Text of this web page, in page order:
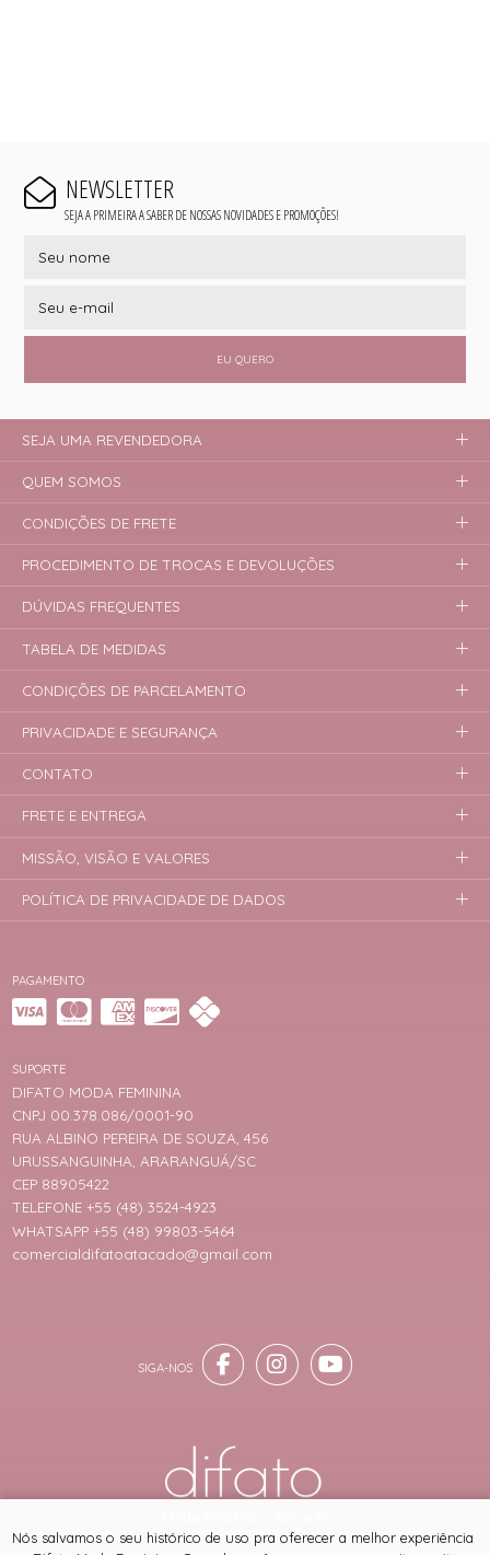
NEWSLETTER
SEJA A PRIMEIRA A SABER DE NOSSAS NOVIDADES E PROMOÇÕES!
EU QUERO
PAGAMENTO
SUPORTE
DIFATO MODA FEMININA
CNPJ 00.378.086/0001-90
RUA ALBINO PEREIRA DE SOUZA, 456
URUSSANGUINHA, ARARANGUÁ/SC
CEP 88905422
TELEFONE +55 (48) 3524-4923
WHATSAPP +55 (48) 99803-5464
comercialdifatoatacado@gmail.com
SEJA UMA REVENDEDORA
QUEM SOMOS
CONDIÇÕES DE FRETE
PROCEDIMENTO DE TROCAS E DEVOLUÇÕES
DÚVIDAS FREQUENTES
TABELA DE MEDIDAS
CONDIÇÕES DE PARCELAMENTO
PRIVACIDADE E SEGURANÇA
CONTATO
FRETE E ENTREGA
MISSÃO, VISÃO E VALORES
POLÍTICA DE PRIVACIDADE DE DADOS
® TODOS DIREITOS RESERVADOS
Nós salvamos o seu histórico de uso pra oferecer a melhor experiência